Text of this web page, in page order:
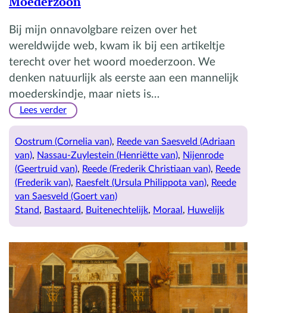
Bij mijn onnavolgbare reizen over het
wereldwijde web, kwam ik bij een artikeltje
terecht over het woord moederzoon. We
denken natuurlijk als eerste aan een mannelijk
moederskindje, maar niets is…
Lees verder:
Oostrum (Cornelia van), Reede van Saesveld (Adriaan
van), Nassau-Zuylestein (Henriëtte van), Nijenrode
(Geertruid van), Reede (Frederik Christiaan van), Reede
(Frederik van), Raesfelt (Ursula Philippota van), Reede
van Saesveld (Goert van)
Stand, Bastaard, Buitenechtelijk, Moraal , Huwelijk